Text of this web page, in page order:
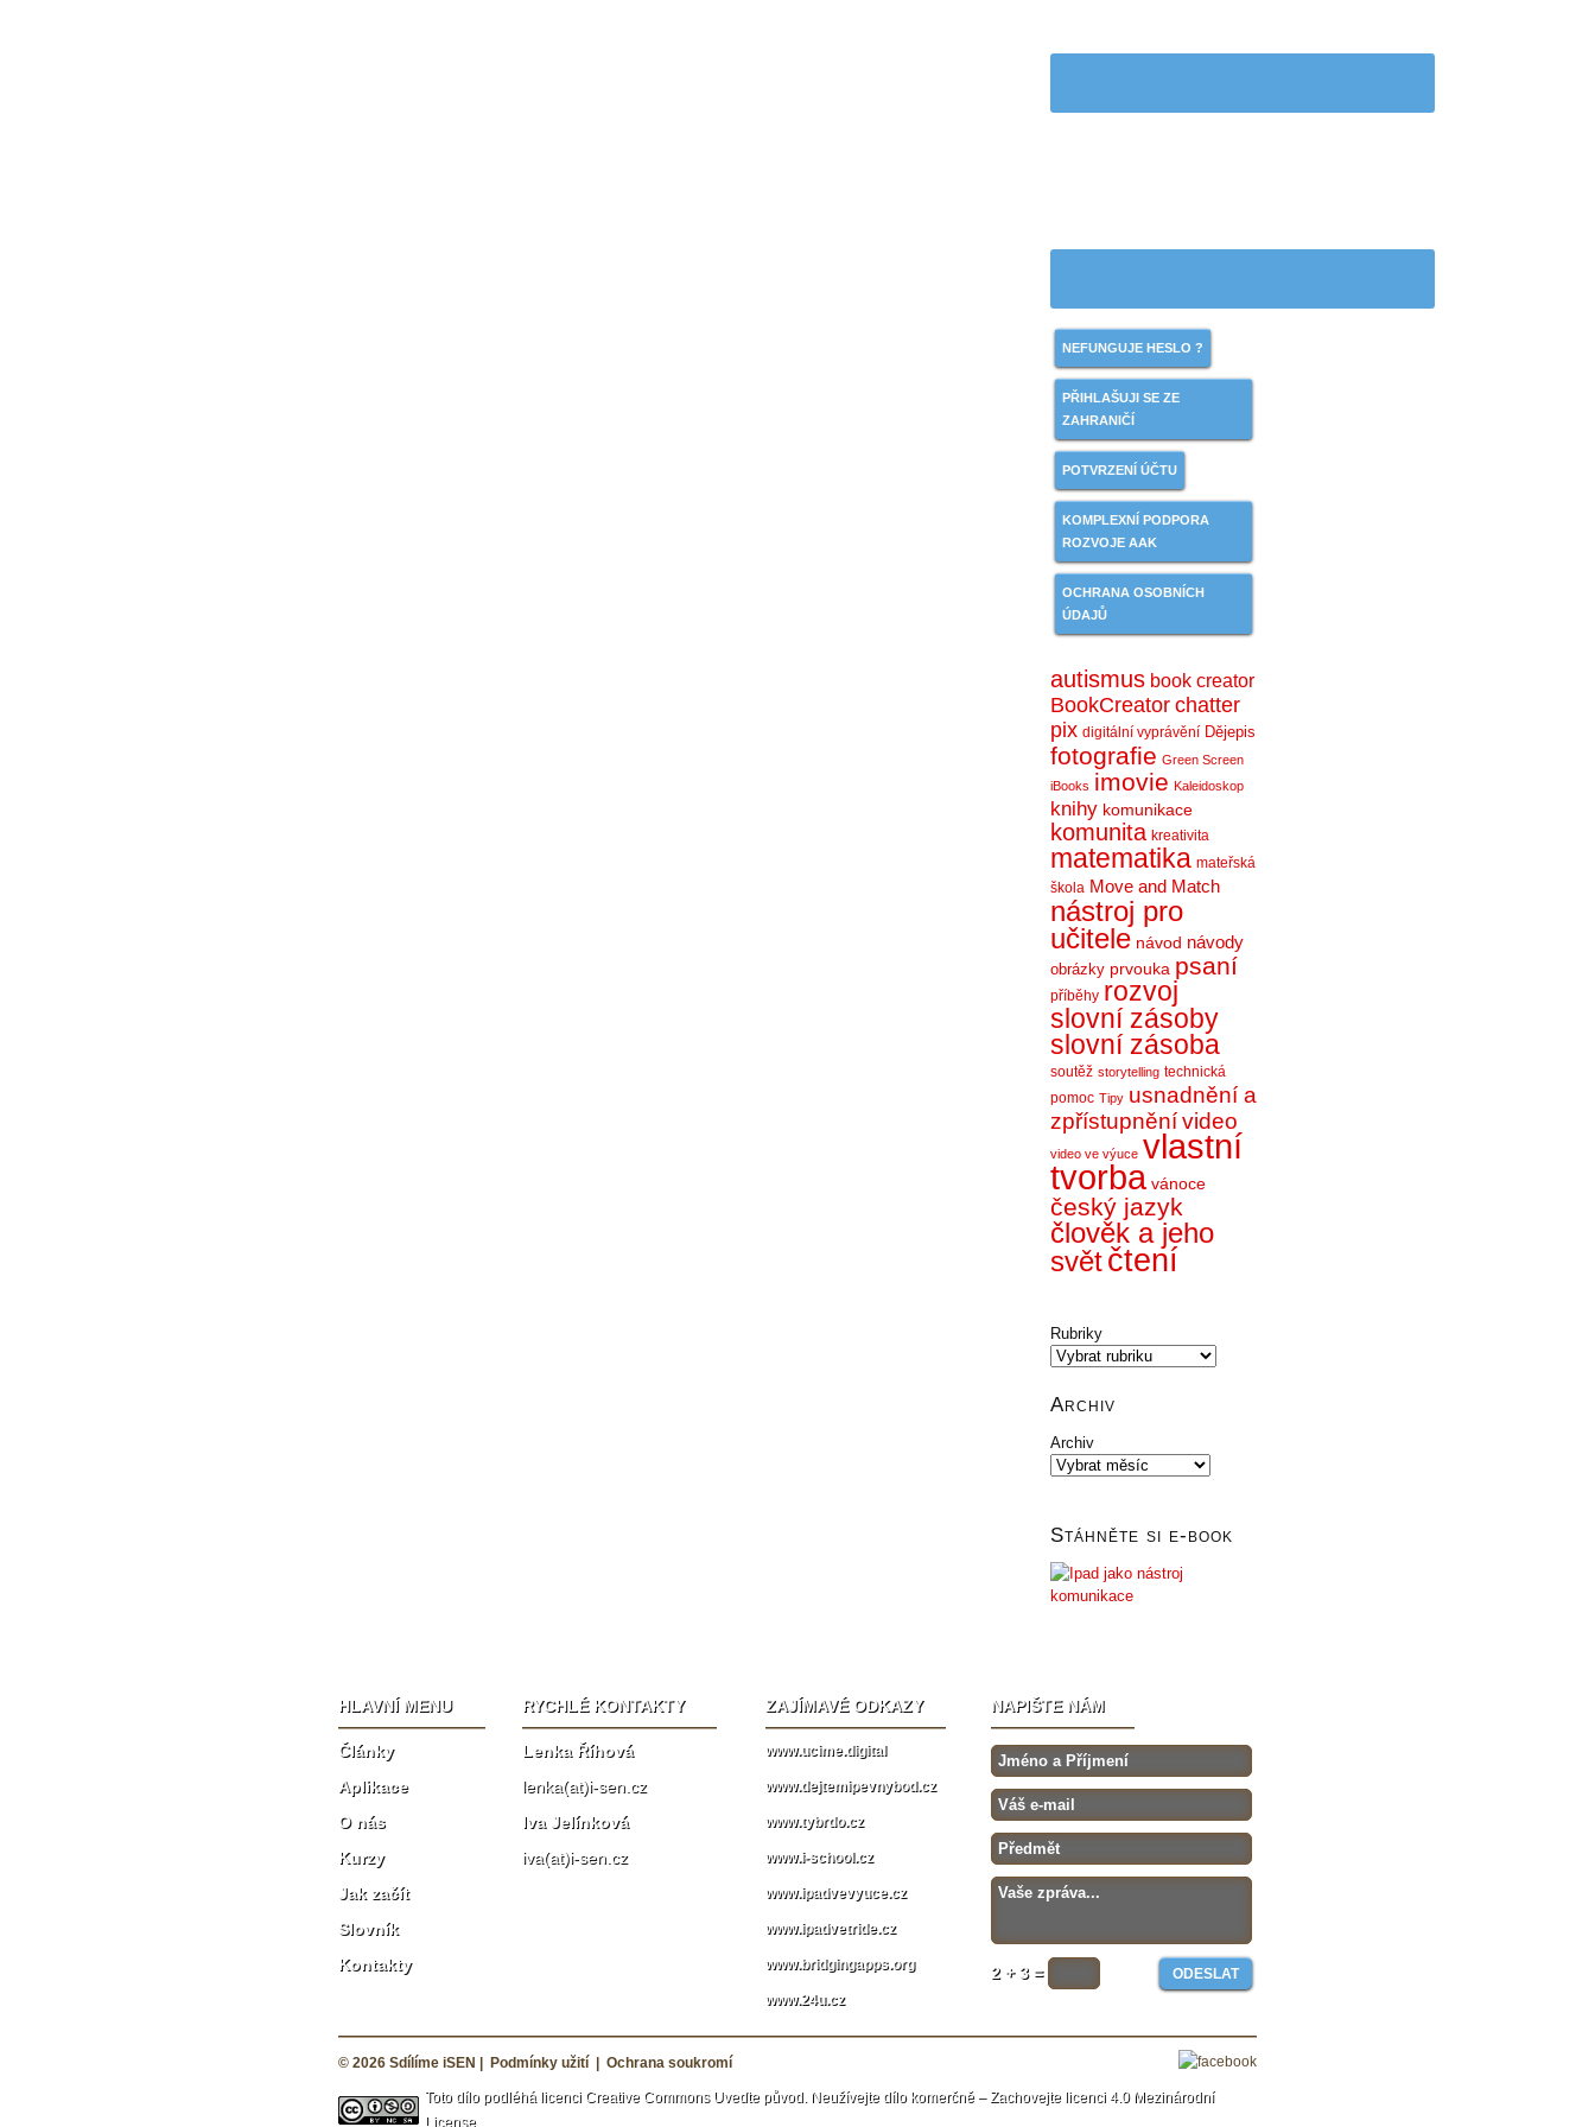
NEFUNGUJE HESLO ?
PŘIHLAŠUJI SE ZE
ZAHRANIČÍ
POTVRZENÍ ÚČTU
KOMPLEXNÍ PODPORA
ROZVOJE AAK
OCHRANA OSOBNÍCH
ÚDAJŮ
autismus book creator
BookCreatorchatter
pix digitální vyprávění Dějepis
fotografie Green Screen
iBooks imovie Kaleidoskop
knihy komunikace
komunita kreativita
matematika mateřská
škola Move and Match
nástroj pro
učitele návod návody
obrázky prvouka psaní
příběhy rozvoj
slovní zásoby
slovní zásoba
soutěž storytelling technická
pomoc Tipy usnadnění a
zpřístupněnívideo
video ve výuce vlastní
tvorba vánoce
český jazyk
člověk a jeho
světčtení
Rubriky
Archiv
Archiv
Stáhněte si e-book
HLAVNÍ MENU
Články
Aplikace
O nás
Kurzy
Jak začít
Slovník
Kontakty
RYCHLÉ KONTAKTY
Lenka Říhová
lenka(at)i-sen.cz
Iva Jelínková
iva(at)i-sen.cz
ZAJÍMAVÉ ODKAZY
www.ucime.digital
www.dejtemipevnybod.cz
www.tybrdo.cz
www.i-school.cz
www.ipadvevyuce.cz
www.ipadvetride.cz
www.bridgingapps.org
www.24u.cz
NAPIŠTE NÁM
2 + 3 =
© 2026 Sdílíme iSEN Podmínky užití Ochrana soukromí
Toto dílo podléhá licenci Creative Commons Uveďte původ. Neužívejte dílo komerčně – Zachovejte licenci 4.0 Mezinárodní
License